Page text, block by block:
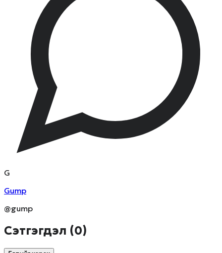
G
Gump
@gump
Сэтгэгдэл (0)